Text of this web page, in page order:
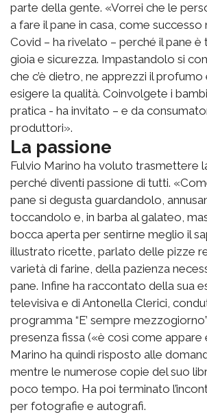
parte della gente. «Vorrei che le
a fare il pane in casa, come
Covid – ha rivelato – perché il pane
gioia e sicurezza. Impastandolo si
che c’è dietro, ne apprezzi il profumo
esigere la qualità. Coinvolgete i
pratica - ha invitato – e da
produttori».
La passione
Fulvio Marino ha voluto trasmettere
perché diventi passione di tutti.
pane si degusta guardandolo,
toccandolo e, in barba al galateo,
bocca aperta per sentirne meglio il
illustrato ricette, parlato delle pizze
varietà di farine, della pazienza
pane. Infine ha raccontato della sua
televisiva e di Antonella Clerici,
programma “E’ sempre
presenza fissa («è così come appare
Marino ha quindi risposto alle
mentre le numerose copie del suo
poco tempo. Ha poi terminato
per fotografie e autografi.